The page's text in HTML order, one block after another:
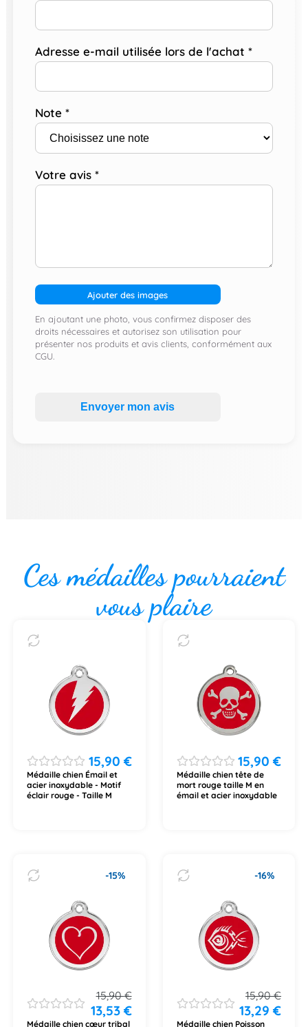
Adresse e-mail utilisée lors de l'achat *
Note *
Votre avis *
Ajouter des images
En ajoutant une photo, vous confirmez disposer des
droits nécessaires et autorisez son utilisation pour
présenter nos produits et avis clients, conformément aux
CGU.
Envoyer mon avis
Ces médailles pourraient
vous plaire
15,90 €
Médaille chien Émail et
acier inoxydable - Motif
éclair rouge - Taille M
15,90€
Médaille chien tête de
mort rouge taille M en
émail et acier inoxydable
-15%
15,90€
13,53 €
Médaille chien cœur tribal
-16%
15,90€
13,29€
Médaille chien Poisson